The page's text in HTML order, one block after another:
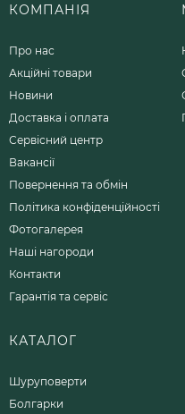
КОМПАНІЯ
Про нас
Акційні товари
Новини
Доставка і оплата
Сервісний центр
Вакансії
Повернення та обмін
Політика конфіденційності
Фотогалерея
Наші нагороди
Контакти
Гарантія та сервіс
КАТАЛОГ
Шуруповерти
Болгарки